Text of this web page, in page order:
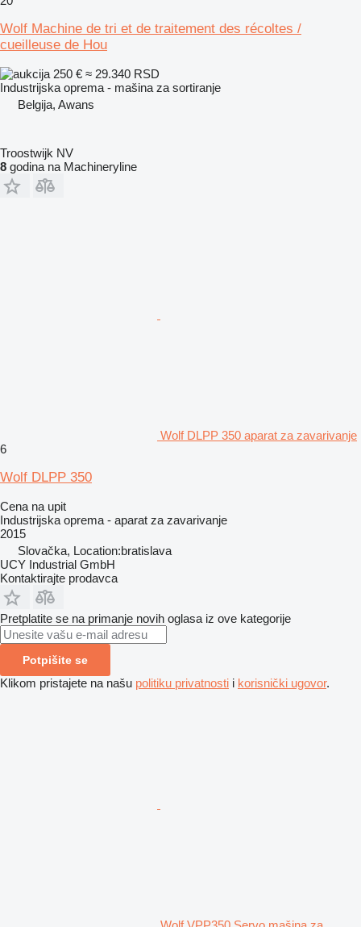
Wolf Machine de tri et de traitement des récoltes /
cueilleuse de Hou
250 € ≈ 29.340 RSD
Industrijska oprema - mašina za sortiranje
Belgija, Awans
Troostwijk NV
8 godina na Machineryline
Wolf DLPP 350 aparat za zavarivanje
6
Wolf DLPP 350
Cena na upit
Industrijska oprema - aparat za zavarivanje
2015
Slovačka, Location:bratislava
UCY Industrial GmbH
Kontaktirajte prodavca
Pretplatite se na primanje novih oglasa iz ove kategorije
Potpišite se
Klikom pristajete na našu politiku privatnosti i korisnički ugovor.